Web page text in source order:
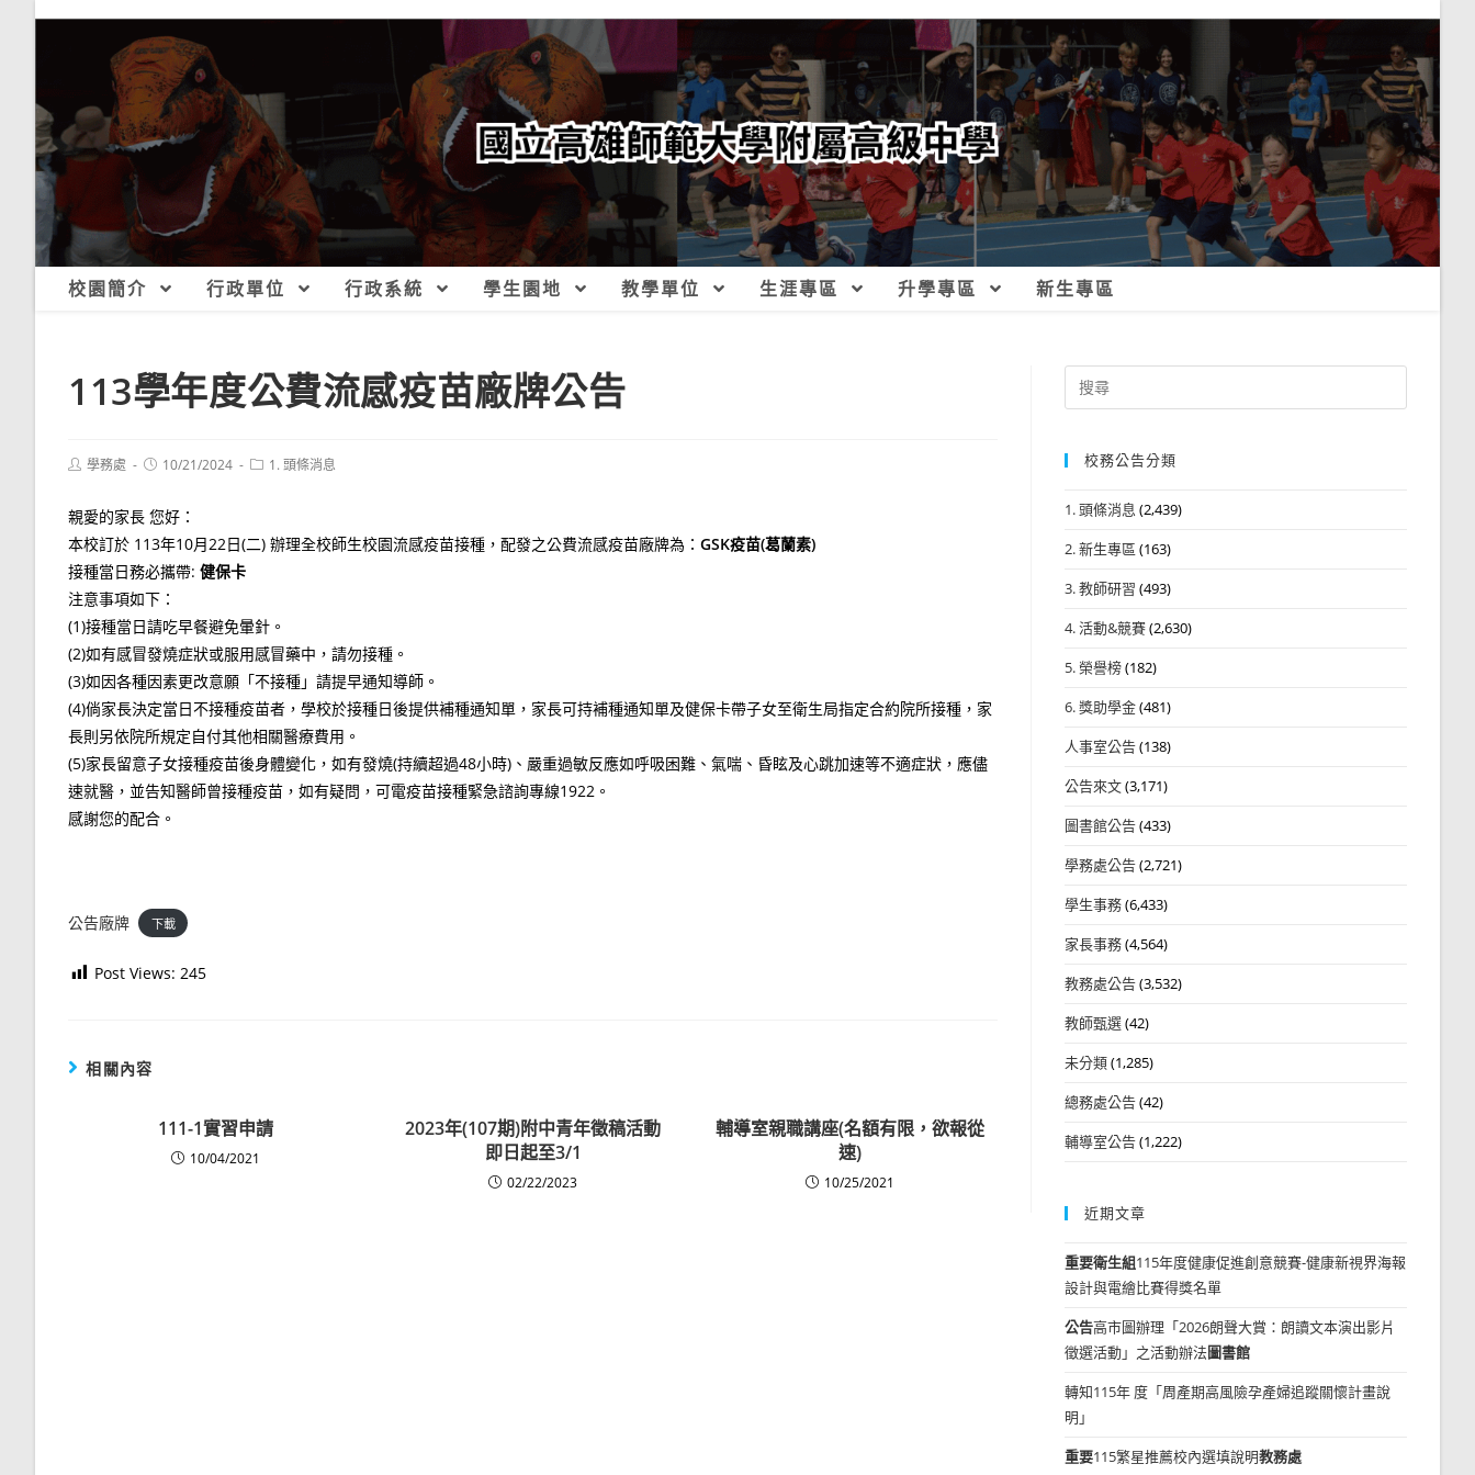
校園簡介 行政單位 行政系統 學生園地 教學單位 生涯專區 升學專區 新生專區
113學年度公費流感疫苗廠牌公告
Post學務處
Post10/21/2024
Post1. 頭條消息
親愛的家長 您好：
本校訂於 113年10月22日(二) 辦理全校師生校園流感疫苗接種，配發之公費流感疫苗廠牌為： GSK疫苗(葛蘭素)
接種當日務必攜帶: 健保卡
注意事項如下：
(1)接種當日請吃早餐避免暈針。
(2)如有感冒發燒症狀或服用感冒藥中，請勿接種。
(3)如因各種因素更改意願「不接種」請提早通知導師。
(4)倘家長決定當日不接種疫苗者，學校於接種日後提供補種通知單，家長可持補種通知單及健保卡帶子女至衛生局指定合約院所接種，家
長則另依院所規定自付其他相關醫療費用。
(5)家長留意子女接種疫苗後身體變化，如有發燒(持續超過48小時)、嚴重過敏反應如呼吸困難、氣喘、昏眩及心跳加速等不適症狀，應儘
速就醫，並告知醫師曾接種疫苗，如有疑問，可電疫苗接種緊急諮詢專線1922。
感謝您的配合。
公告廠牌 下載
Post Views: 245
相關內容
111-1實習申請
10/04/2021
2023年(107期)附中青年徵稿活動
即日起至3/1
02/22/2023
輔導室親職講座(名額有限，欲報從
速)
10/25/2021
Search
for:
校務公告分類
1. 頭條消息 (2,439)
2. 新生專區 (163)
3. 教師研習 (493)
4. 活動&競賽(2,630)
5. 榮譽榜(182)
6. 獎助學金(481)
人事室公告(138)
公告來文(3,171)
圖書館公告(433)
學務處公告(2,721)
學生事務(6,433)
家長事務(4,564)
教務處公告(3,532)
教師甄選(42)
未分類(1,285)
總務處公告(42)
輔導室公告(1,222)
近期文章
重要衛生組115年度健康促進創意競賽-健康新視界海報
設計與電繪比賽得獎名單
公告高市圖辦理「2026朗聲大賞：朗讀文本演出影片
徵選活動」之活動辦法圖書館
轉知115年 度「周產期高風險孕產婦追蹤關懷計畫說
明」
重要115繁星推薦校內選填說明教務處